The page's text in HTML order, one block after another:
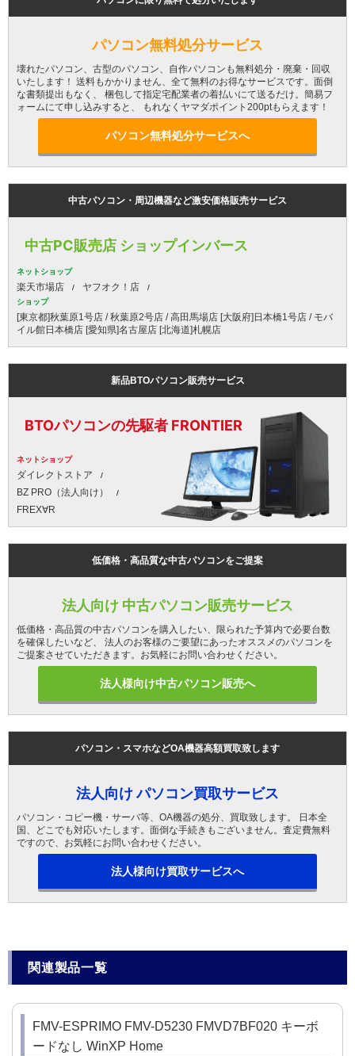
パソコン無料処分サービス
壊れたパソコン、古型のパソコン、自作パソコンも無料処分・廃棄・回収
いたします！ 送料もかかりません、全て無料のお得なサービスです。面倒
な書類提出もなく、 梱包して指定宅配業者の着払いにて送るだけ。簡易フ
ォームにて申し込みすると、 もれなくヤマダポイント200ptもらえます！
パソコン無料処分サービスへ
中古パソコン・周辺機器など激安価格販売サービス
中古PC販売店 ショップインバース
ネットショップ
楽天市場店 ヤフオク！店
ショップ
[東京都]秋葉原1号店 / 秋葉原2号店 / 高田馬場店 [大阪府]日本橋1号店 / モバ
イル館日本橋店 [愛知県]名古屋店 [北海道]札幌店
新品BTOパソコン販売サービス
BTOパソコンの先駆者 FRONTIER
ネットショップ
ダイレクトストア
BZ PRO（法人向け）
FREX∀R
低価格・高品質な中古パソコンをご提案
法人向け 中古パソコン販売サービス
低価格・高品質の中古パソコンを購入したい、限られた予算内で必要台数
を確保したいなど、 法人のお客様のご要望にあったオススメのパソコンを
ご提案させていただきます。お気軽にお問い合わせください。
法人様向け中古パソコン販売へ
パソコン・スマホなどOA機器高額買取致します
法人向け パソコン買取サービス
パソコン・コピー機・サーバ等、OA機器の処分、買取致します。 日本全
国、どこでも対応いたします。面倒な手続きもございません。査定費無料
ですので、お気軽にお問い合わせください。
法人様向け買取サービスへ
関連製品一覧
FMV-ESPRIMO FMV-D5230 FMVD7BF020 キーボ
ードなし WinXP Home